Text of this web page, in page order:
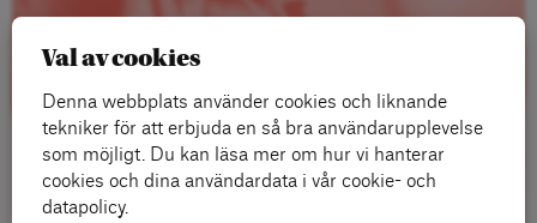
Val av cookies
Denna webbplats använder cookies och liknande
tekniker för att erbjuda en så bra användarupplevelse
som möjligt. Du kan läsa mer om hur vi hanterar
cookies och dina användardata i vår cookie- och
datapolicy.